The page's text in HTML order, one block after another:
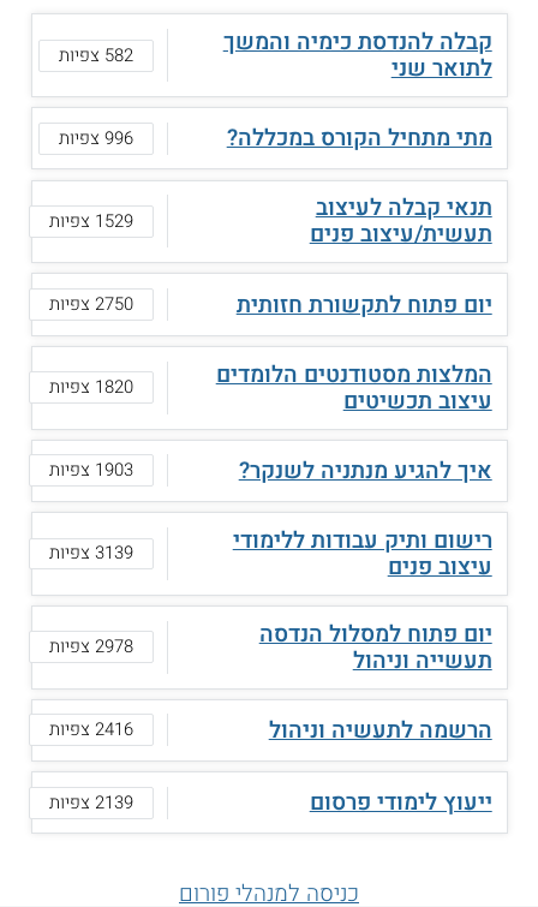
קבלה להנדסת כימיה והמשך
לתואר שני 582 צפיות
מתי מתחיל הקורס במכללה? 996 צפיות
תנאי קבלה לעיצוב
תעשית/עיצוב פנים 1529 צפיות
יום פתוח לתקשורת חזותית 2750 צפיות
המלצות מסטודנטים הלומדים
עיצוב תכשיטים 1820 צפיות
איך להגיע מנתניה לשנקר? 1903 צפיות
רישום ותיק עבודות ללימודי
עיצוב פנים 3139 צפיות
יום פתוח למסלול הנדסה
תעשייה וניהול 2978 צפיות
הרשמה לתעשיה וניהול 2416 צפיות
ייעוץ לימודי פרסום 2139 צפיות
כניסה למנהלי פורום